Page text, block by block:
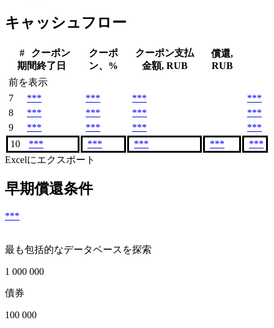
キャッシュフロー
#
クーポン
期間終了日
クーポ
ン、%
クーポン支払
金額, RUB
償還,
RUB
前を表示
7
*** *** ***
***
8
*** *** ***
***
9
*** *** ***
***
10
*** *** *** ***
***
Excelにエクスポート
早期償還条件
***
最も包括的なデータベースを探索
1 000 000
債券
100 000